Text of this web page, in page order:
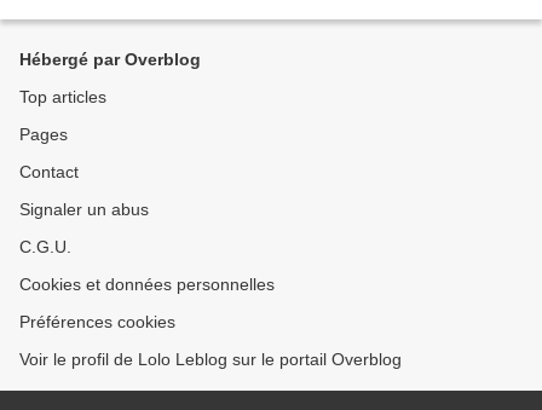
Hébergé par Overblog
Top articles
Pages
Contact
Signaler un abus
C.G.U.
Cookies et données personnelles
Préférences cookies
Voir le profil de Lolo Leblog sur le portail Overblog